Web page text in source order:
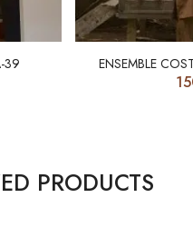
39
ENSEMBLE
PRODUCTS